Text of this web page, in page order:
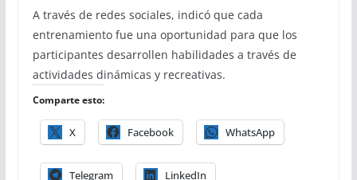
A través de redes sociales, indicó que cada
entrenamiento fue una oportunidad para que los
participantes desarrollen habilidades a través de
actividades dinámicas y recreativas.
Comparte esto:
X Facebook WhatsApp
Telegram LinkedIn